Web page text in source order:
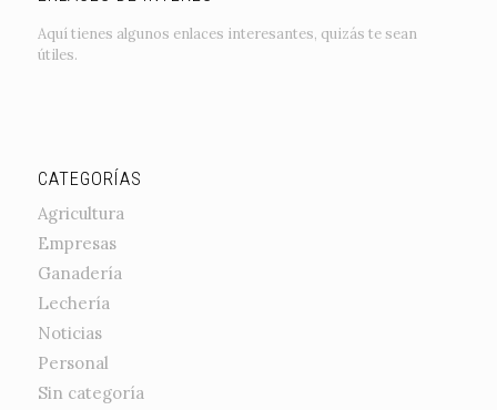
Aquí tienes algunos enlaces interesantes, quizás te sean
útiles.
CATEGORÍAS
Agricultura
Empresas
Ganadería
Lechería
Noticias
Personal
Sin categoría